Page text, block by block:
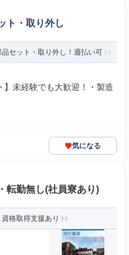
ト・取り外し
セット・取り外し！週払い可
未経験でも大歓迎！・製造
気になる
勤無し(社員寮あり)
格取得支援あり